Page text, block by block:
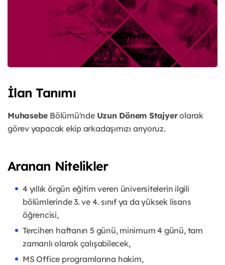
İlan Tanımı
Muhasebe Bölümü'nde Uzun Dönem Stajyerolarak
görev yapacak ekip arkadaşımızı arıyoruz.
Aranan Nitelikler
4 yıllık örgün eğitim veren üniversitelerin ilgili
bölümlerinde 3. ve 4. sınıf ya da yüksek lisans
öğrencisi,
Tercihen haftanın 5 günü, minimum 4 günü, tam
zamanlı olarak çalışabilecek,
MS Office programlarına hakim,